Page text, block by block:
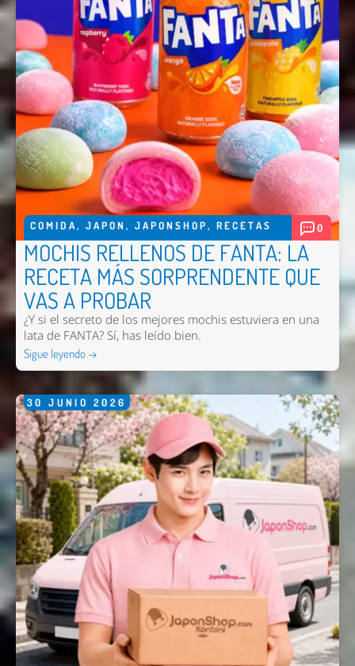
COMIDA, JAPON , JAPONSHOP, RECETAS 0
MOCHIS RELLENOS DE FANTA: LA
RECETA MÁS SORPRENDENTE QUE
VAS A PROBAR
¿Y si el secreto de los mejores mochis estuviera en una
lata de FANTA? Sí, has leído bien.
Sigue leyendo →
30 JUNIO 2026